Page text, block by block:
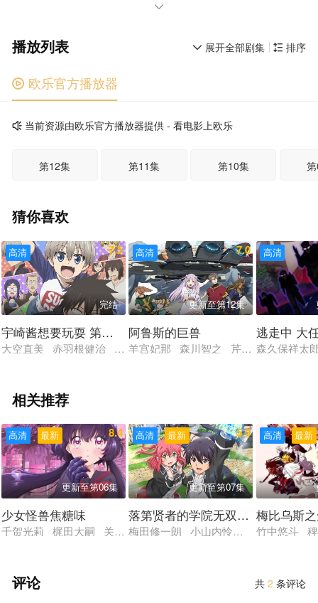

 排序
 展开全部剧集
播放列表
 欧乐官方播放器
当前资源由欧乐官方播放器提供 - 看电影上欧乐
第12集 第11集 第10集
猜你喜欢
高清 7.5
完结
宇崎酱想要玩耍 第二季
大空直美 赤羽根健治 高木朋弥 竹达彩奈 秋元羊介
高清 7.0
更新至第12集
阿鲁斯的巨兽
羊宫妃那 森川智之 芹泽优 峰田大
高清
逃走中 大
森久保祥太
相关推荐
最新
高清 8.4
更新至第06集
少女怪兽焦糖味
千贺光莉 梶田大嗣 关根明良 白石晴香 三石琴乃
最新
高清 5.0
更新至第07集
落第贤者的学院无双 第二回转生
梅田修一朗 小山内怜央 白石晴香
最新
高清
梅比乌斯
竹中悠斗
共2 条评论
评论